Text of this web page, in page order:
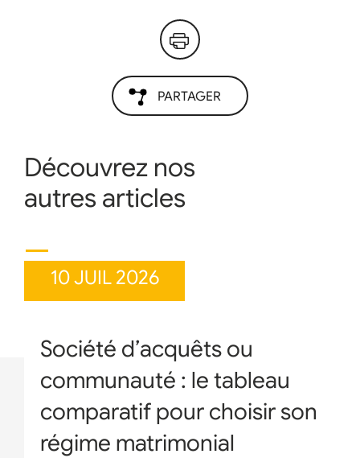
PARTAGER
Découvrez nos
autres articles
10 JUIL 2026
Société d’acquêts ou
communauté : le tableau
comparatif pour choisir son
régime matrimonial